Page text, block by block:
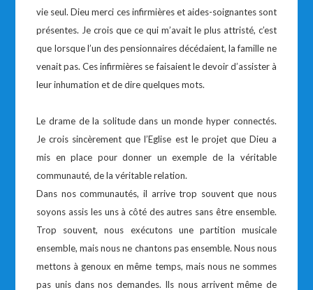
vie seul. Dieu merci ces infirmières et aides-soignantes sont
présentes. Je crois que ce qui m’avait le plus attristé, c’est
que lorsque l’un des pensionnaires décédaient, la famille ne
venait pas. Ces infirmières se faisaient le devoir d’assister à
leur inhumation et de dire quelques mots.
Le drame de la solitude dans un monde hyper connectés.
Je crois sincèrement que l’Eglise est le projet que Dieu a
mis en place pour donner un exemple de la véritable
communauté, de la véritable relation.
Dans nos communautés, il arrive trop souvent que nous
soyons assis les uns à côté des autres sans être ensemble.
Trop souvent, nous exécutons une partition musicale
ensemble, mais nous ne chantons pas ensemble. Nous nous
mettons à genoux en même temps, mais nous ne sommes
pas unis dans nos demandes. Ils nous arrivent même de